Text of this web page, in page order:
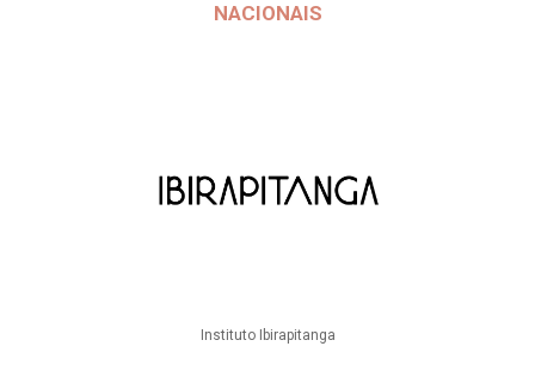
NACIONAIS
Instituto Ibirapitanga